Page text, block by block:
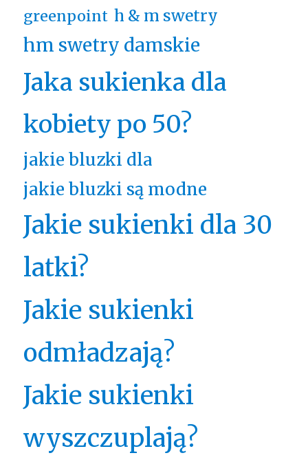
greenpoint h & m swetry
hm swetry damskie
Jaka sukienka dla
kobiety po 50?
jakie bluzki dla
jakie bluzki są modne
Jakie sukienki dla 30
latki?
Jakie sukienki
odmładzają?
Jakie sukienki
wyszczuplają?